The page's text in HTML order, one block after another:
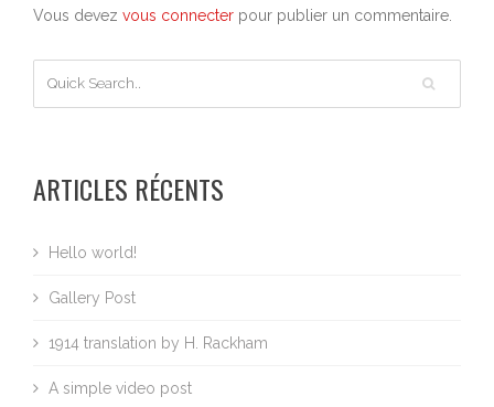
Vous devez vous connecter pour publier un commentaire.
ARTICLES RÉCENTS
Hello world!
Gallery Post
1914 translation by H. Rackham
A simple video post